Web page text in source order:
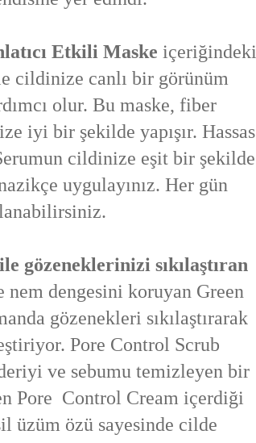
Etkili Maske içeriğindeki
cildinize canlı bir görünüm
olur. Bu maske, fiber
iyi bir şekilde yapışır. Hassas
cildinize eşit bir şekilde
uygulayınız. Her gün
gözeneklerinizi sıkılaştıran
nem dengesini koruyan Green
gözenekleri sıkılaştırarak
Pore Control Scrub
ve sebumu temizleyen bir
Pore Control Cream içerdiği
üzüm özü sayesinde cilde